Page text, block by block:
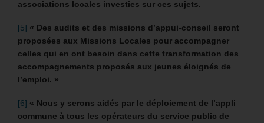
associations locales investies sur ces sujets.
[5] « Des audits et des missions d’appui-conseil seront
proposées aux Missions Locales pour accompagner
celles qui en ont besoin dans cette transformation des
accompagnements proposés aux jeunes éloignés de
l’emploi. »
[6] « Nous y serons aidés par le déploiement de l’appli
commune à tous les opérateurs du service public de